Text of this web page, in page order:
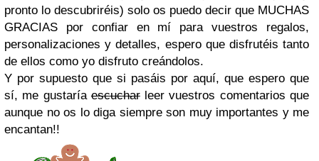
pronto lo descubriréis) solo os puedo decir que MUCHAS
GRACIAS por confiar en mí para vuestros regalos,
personalizaciones y detalles, espero que disfrutéis tanto
de ellos como yo disfruto creándolos.
Y por supuesto que si pasáis por aquí, que espero que
sí, me gustaríaescucharleer vuestros comentarios que
aunque no os lo diga siempre son muy importantes y me
encantan!!